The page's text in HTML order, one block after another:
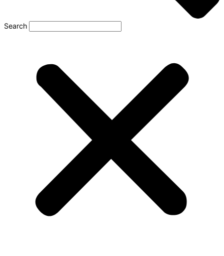
Search